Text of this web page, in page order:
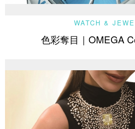
WATCH &
色彩奪目｜OMEGA